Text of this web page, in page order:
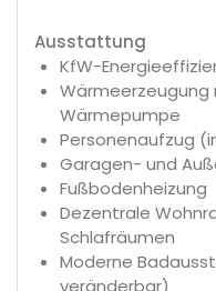
Ausstattung
KfW-
Wärmepumpe
Personenaufzug
Garagen- und
Fußbodenheizung
Dezentrale
Schlafräumen
Moderne
veränderbar)